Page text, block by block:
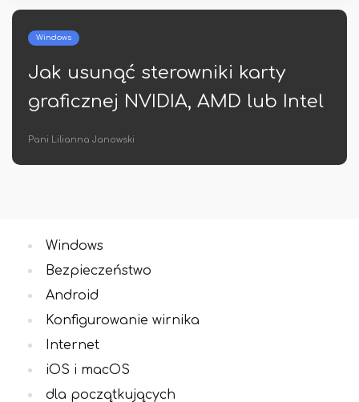
karty
AMD lub Intel
Jak uzyskać listę
folderze Windows
Windows
Bezpieczeństwo
Android
Konfigurowanie wirnika
Internet
iOS i macOS
dla początkujących